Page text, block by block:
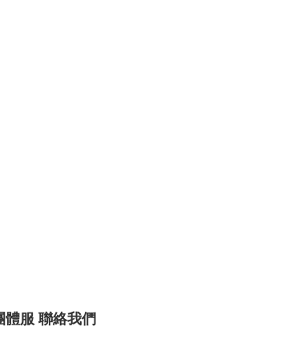
體服 聯絡我們